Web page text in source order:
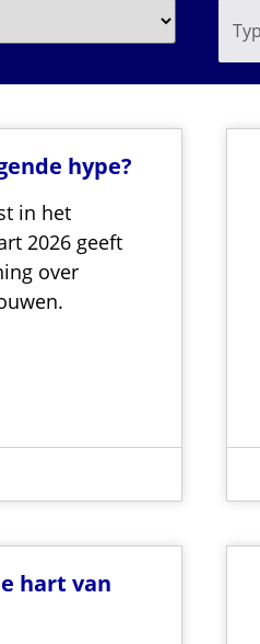
hype?
in het
2026 geeft
over
hart van